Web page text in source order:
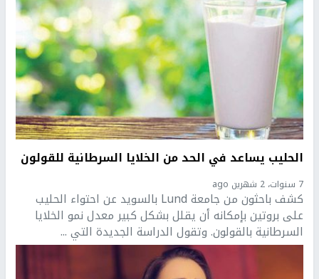
الحليب يساعد في الحد من الخلايا السرطانية للقولون
7 سنوات، 2 شهرين ago
كشف باحثون من جامعة Lund بالسويد عن احتواء الحليب
على بروتين بإمكانه أن يقلل بشكل كبير معدل نمو الخلايا
السرطانية بالقولون. وتقول الدراسة الجديدة التي ...